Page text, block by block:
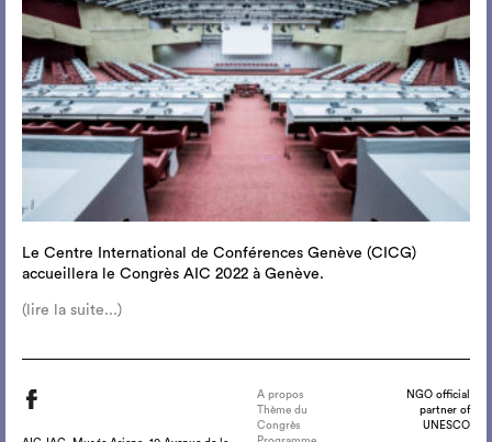
Le Centre International de Conférences Genève (CICG)
accueillera le Congrès AIC 2022 à Genève.
(lire la suite...)
A propos
Thème du
Congrès
NGO official
partner of
UNESCO